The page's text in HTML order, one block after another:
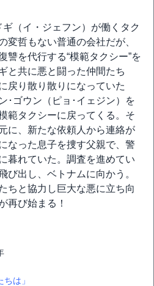
（イ・ジェフン）が働くタク
変哲もない普通の会社だが、
讐を代行する“模範タクシー”を
と共に悪と闘った仲間たち
戻り散り散りになっていた
･ゴウン（ピョ･イェジン）を
範タクシーに戻ってくる。そ
に、新たな依頼人から連絡が
なった息子を捜す父親で、警
暮れていた。調査を進めてい
び出し、ベトナムに向かう。
ちと協力し巨大な悪に立ち向
再び始まる！
ちは」